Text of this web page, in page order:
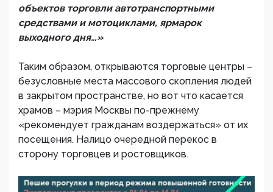
объектов торговли автотранспортными
средствами и мотоциклами, ярмарок
выходного дня…»
Таким образом, открываются торговые центры –
безусловные места массового скопления людей
в закрытом пространстве, но вот что касается
храмов – мэрия Москвы по-прежнему
«рекомендует гражданам воздержаться» от их
посещения. Налицо очередной перекос в
сторону торговцев и ростовщиков.